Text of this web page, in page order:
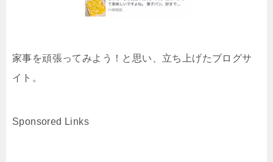
家事を頑張ってみよう！と思い、立ち上げたブログサ
イト。
Sponsored Links